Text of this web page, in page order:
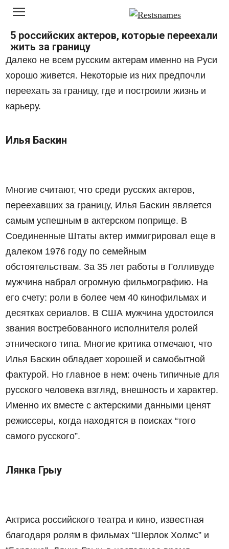
Перейти
контенту
5 российских актеров, которые переехали
жить за границу
Далеко не всем русским актерам именно на Руси
хорошо живется. Некоторые из них предпочли
переехать за границу, где и построили жизнь и
карьеру.
Илья Баскин
Многие считают, что среди русских актеров,
переехавших за границу, Илья Баскин является
самым успешным в актерском поприще. В
Соединенные Штаты актер иммигрировал еще в
далеком 1976 году по семейным
обстоятельствам. За 35 лет работы в Голливуде
мужчина набрал огромную фильмографию. На
его счету: роли в более чем 40 кинофильмах и
десятках сериалов. В США мужчина удостоился
звания востребованного исполнителя ролей
этнического типа. Многие критика отмечают, что
Илья Баскин обладает хорошей и самобытной
фактурой. Но главное в нем: очень типичные для
русского человека взгляд, внешность и характер.
Именно их вместе с актерскими данными ценят
режиссеры, когда находятся в поисках “того
самого русского”.
Лянка Грыу
Актриса российского театра и кино, известная
благодаря ролям в фильмах “Шерлок Холмс” и